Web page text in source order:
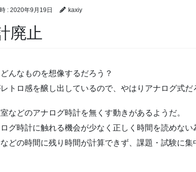
: 2020年9月19日 kaxiy
廃止
んなものを想像するだろう？
トロ感を醸し出しているので、やはりアナログ式だ
などのアナログ時計を無くす動きがあるようだ。
グ時計に触れる機会が少なく正しく時間を読めない
どの時間に残り時間が計算できず、課題・試験に集